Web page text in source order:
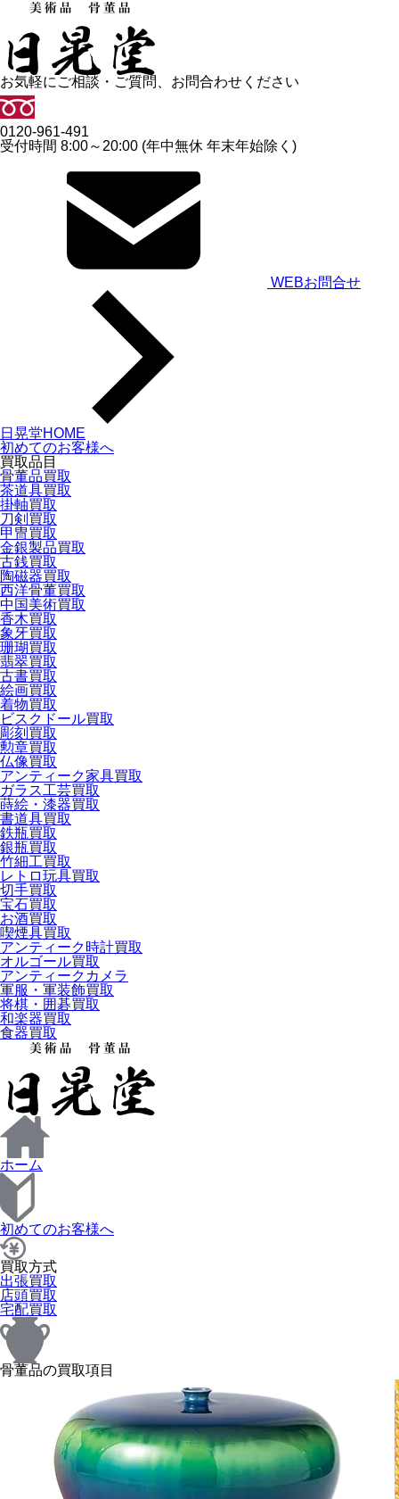
お気軽にご相談・ご質問、お問合わせください
0120-961-491
受付時間 8:00～20:00 (年中無休 年末年始除く)
WEBお問合せ
日晃堂HOME
初めてのお客様へ
買取品目
骨董品買取
茶道具買取
掛軸買取
刀剣買取
甲冑買取
金銀製品買取
古銭買取
陶磁器買取
西洋骨董買取
中国美術買取
香木買取
象牙買取
珊瑚買取
翡翠買取
古書買取
絵画買取
着物買取
ビスクドール買取
彫刻買取
勲章買取
仏像買取
アンティーク家具買取
ガラス工芸買取
蒔絵・漆器買取
書道具買取
鉄瓶買取
銀瓶買取
竹細工買取
レトロ玩具買取
切手買取
宝石買取
お酒買取
喫煙具買取
アンティーク時計買取
オルゴール買取
アンティークカメラ
軍服・軍装飾買取
将棋・囲碁買取
和楽器買取
食器買取
ホーム
初めてのお客様へ
買取方式
出張買取
店頭買取
宅配買取
骨董品の買取項目